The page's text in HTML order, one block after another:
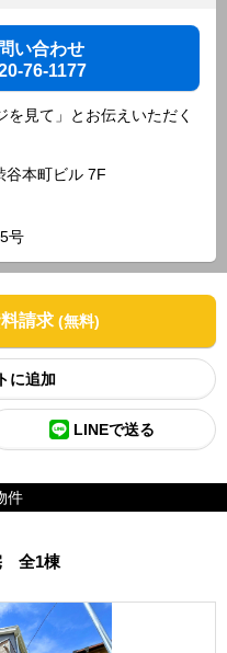
い合わせ
76-1177
見て」とお伝えいただく
谷本町ビル 7F
号
請求 (無料)
LINEで送る
件
全1棟